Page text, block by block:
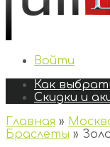
Войти
Как
Скидки и
Главная »
Браслеты »